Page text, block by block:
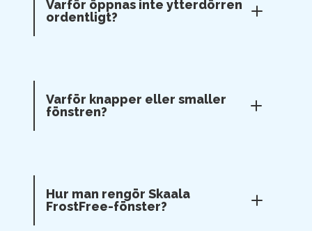
Varför öppnas inte ytterdörren
ordentligt?
Varför knapper eller smaller
fönstren?
Hur man rengör Skaala
FrostFree-fönster?